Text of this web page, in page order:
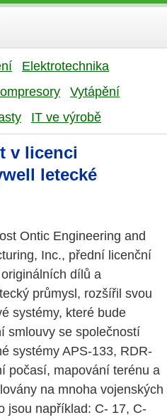
Elektrotechnika
Vytápění
IT ve výrobě
v licenci
letecké
Ontic Engineering and
Inc., přední licenční
dílů a
průmysl, rozšířil svou
systémy, které bude
smlouvy se společností
systémy APS-133, RDR-
počasí, mapování terénu a
na mnoha vojenských
jsou například: C- 17, C-